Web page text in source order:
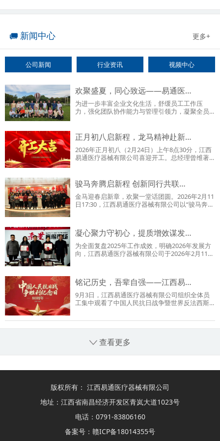
新闻中心 更多+
公司新闻 行业资讯 视频中心
欢聚盛夏，同心致远——易通医…
为进一步丰富企业文化生活，舒缓员工工作压
力，强化团队协作能力与管理引领力，凝聚全员
正月初八启新程，龙马精神赴新…
2026年正月初八（2月24日）上午8点30分，江西
易通医疗器械有限公司喜迎开工。总经理曾维著
骏马奔腾启新程 创新同行共联…
金马迎春启新章，欢聚一堂话团圆。2026年2月11
日17:30，江西易通医疗器械有限公司以“骏马奔
凝心聚力守初心，提质增效谋发…
为全面复盘2025年工作成效，明确2026年发展方
向，江西易通医疗器械有限公司于2026年2月11日
铭记历史，吾辈自强——江西易…
9月3日，江西易通医疗器械有限公司组织全体员
工集中观看了中国人民抗日战争暨世界反法西斯
查看更多
版权所有： 江西易通医疗器械有限公司
地址：江西省南昌经济开发区青岚大道1023号
电话：0791-83806160
备案号： 赣ICP备18014355号